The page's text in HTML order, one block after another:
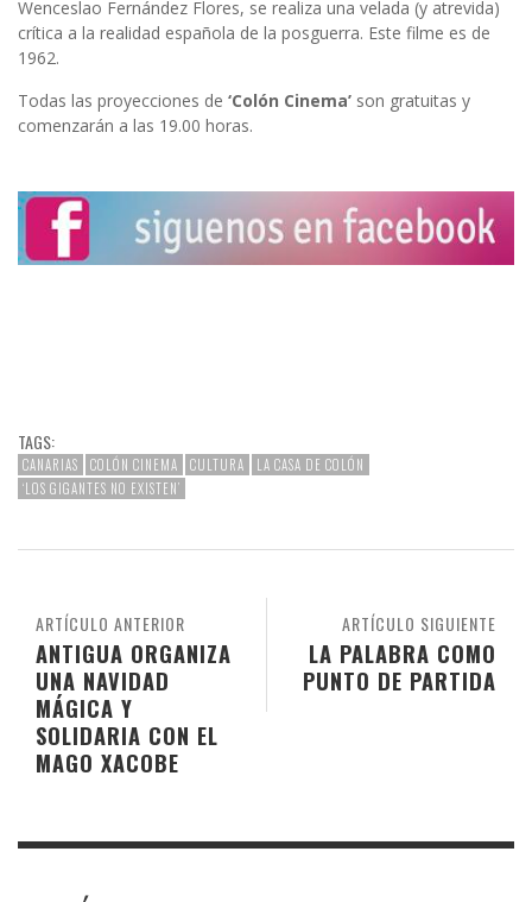
Wenceslao Fernández Flores, se realiza una velada (y atrevida)
crítica a la realidad española de la posguerra. Este filme es de
1962.
Todas las proyecciones de ‘Colón Cinema’ son gratuitas y
comenzarán a las 19.00 horas.
TAGS:
CANARIAS COLÓN CINEMA CULTURA
LA CASA DE COLÓN
‘LOS GIGANTES NO EXISTEN’
ARTÍCULO SIGUIENTE
LA PALABRA COMO
PUNTO DE PARTIDA
ARTÍCULO ANTERIOR
ANTIGUA ORGANIZA
UNA NAVIDAD
MÁGICA Y
SOLIDARIA CON EL
MAGO XACOBE